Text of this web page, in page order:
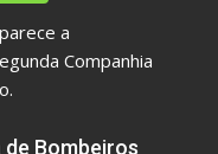
de Bombeiros